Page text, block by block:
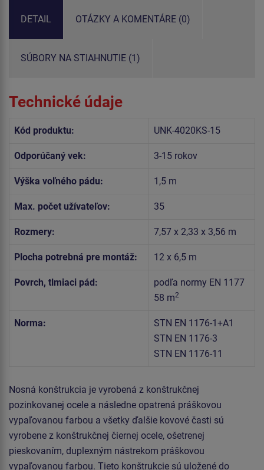
DETAIL OTÁZKY A KOMENTÁRE (0)
SÚBORY NA STIAHNUTIE (1)
Technické údaje
Kód produktu: UNK-4020KS-15
Odporúčaný vek: 3-15 rokov
Výška voľného pádu: 1,5 m
Max. počet užívateľov: 35
Rozmery: 7,57 x 2,33 x 3,56 m
Plocha potrebná pre montáž: 12 x 6,5 m
Povrch, tlmiaci pád:
podľa normy EN 1177
58 m2
Norma:
STN EN 1176-1+A1
STN EN 1176-3
STN EN 1176-11
Nosná konštrukcia je vyrobená z konštrukčnej
pozinkovanej ocele a následne opatrená práškovou
vypaľovanou farbou a všetky ďalšie kovové časti sú
vyrobene z konštrukčnej čiernej ocele, ošetrenej
pieskovaním, duplexným nástrekom práškovou
vypaľovanou farbou. Tieto konštrukcie sú uložené do